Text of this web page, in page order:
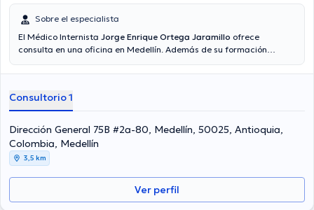
Sobre el especialista
El Médico Internista Jorge Enrique Ortega Jaramillo ofrece
consulta en una oficina en Medellín. Además de su formación
en su área de especialidad. El profesional de la salud tiene
forma, él ha participado como miembro de diversas asociaciones
médicas. Jorge Enrique Ortega Jaramillo ha participado en
diversas conferencias con el ideal de tener una formación continua
en su ámbito de especialización y ha anunciado diferentes
comunicados. Cabe subrayar que, el profesional de la salud puede
hablar en Español.
Consultorio 1
Dirección General 75B #2a-80, Medellín, 50025, Antioquia,
Colombia, Medellín
3,5 km
Ver perfil